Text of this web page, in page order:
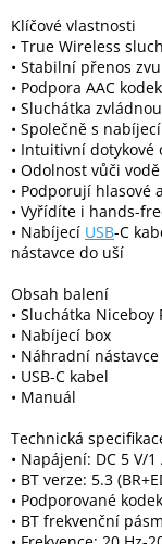
Friday
VÝPRODEJ
Akční
zboží
TONERY
A
CARTRIDGE
OEM
Sestavy
počítačů
Inpraise
Kamerové
systémy
MILESIGHT
Doprodej
Přihlášení
Klíčové vlastnosti
• True Wireless
• Stabilní přenos
• Podpora AAC
• Sluchátka
• Společně s
• Intuitivní dotykové
• Odolnost vůči
• Podporují hlasové
• Vyřídíte i hands-
• Nabíjecí USB-C
nástavce do uší
Obsah balení
• Sluchátka Niceboy
• Nabíjecí box
• Náhradní
• USB-C kabel
• Manuál
Technická
• Napájení: DC 5 V/1
• BT verze: 5.3
• Podporované
• BT frekvenční